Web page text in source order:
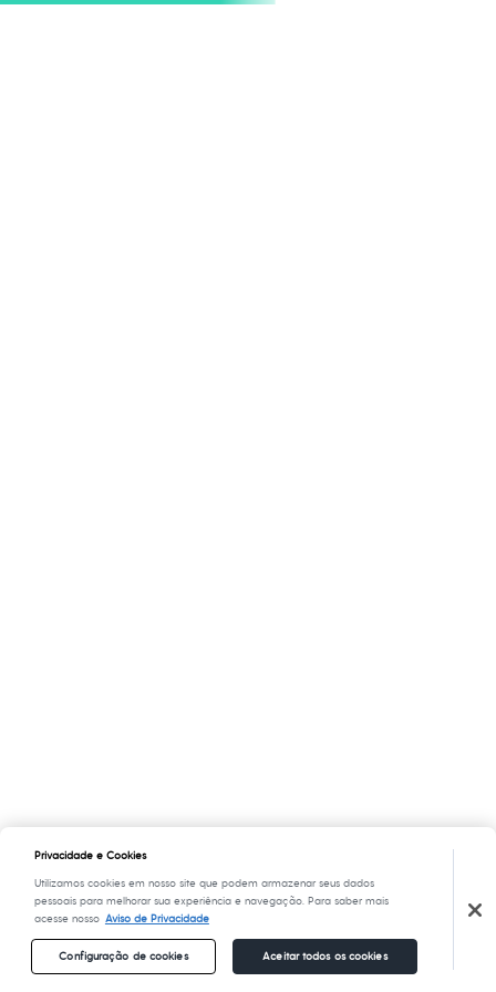
Privacidade e Cookies
Utilizamos cookies em nosso site que podem armazenar seus dados
pessoais para melhorar sua experiência e navegação. Para saber mais
acesse nosso Aviso de Privacidade
Configuração de cookies Aceitar todos os cookies